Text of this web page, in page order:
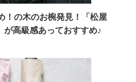
！の木のお椀発見！「松屋
高級感あっておすすめ♪